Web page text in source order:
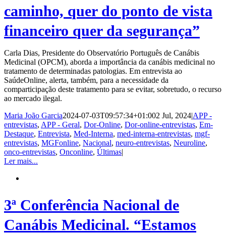
caminho, quer do ponto de vista
financeiro quer da segurança”
Carla Dias, Presidente do Observatório Português de Canábis
Medicinal (OPCM), aborda a importância da canábis medicinal no
tratamento de determinadas patologias. Em entrevista ao
SaúdeOnline, alerta, também, para a necessidade da
comparticipação deste tratamento para se evitar, sobretudo, o recurso
ao mercado ilegal.
Maria João Garcia2024-07-03T09:57:34+01:002 Jul, 2024|APP -
entrevistas, APP - Geral, Dor-Online, Dor-online-entrevistas, Em-
Destaque, Entrevista, Med-Interna, med-interna-entrevistas, mgf-
entrevistas, MGFonline, Nacional, neuro-entrevistas, Neuroline,
onco-entrevistas, Onconline, Últimas|
Ler mais...
3ª Conferência Nacional de
Canábis Medicinal. “Estamos